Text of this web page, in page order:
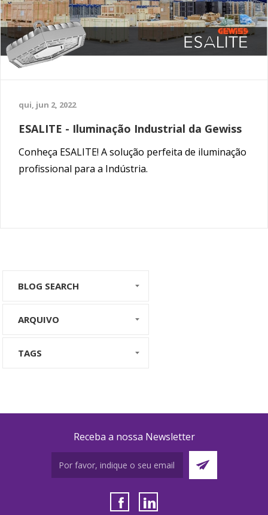
qui, jun 2, 2022
ESALITE - Iluminação Industrial da Gewiss
Conheça ESALITE! A solução perfeita de iluminação
profissional para a Indústria.
BLOG SEARCH
ARQUIVO
TAGS
Receba a nossa Newsletter